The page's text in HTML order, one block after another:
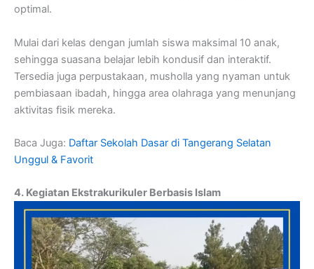
optimal.
Mulai dari kelas dengan jumlah siswa maksimal 10 anak,
sehingga suasana belajar lebih kondusif dan interaktif.
Tersedia juga perpustakaan, musholla yang nyaman untuk
pembiasaan ibadah, hingga area olahraga yang menunjang
aktivitas fisik mereka.
Baca Juga: Daftar Sekolah Dasar di Tangerang Selatan
Unggul & Favorit
4. Kegiatan Ekstrakurikuler Berbasis Islam